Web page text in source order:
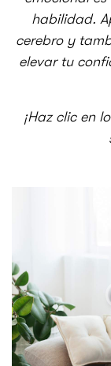
habilidad.
cerebro y
elevar tu
¡Haz clic en